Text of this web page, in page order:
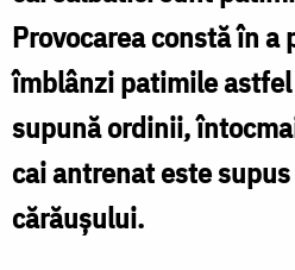
Nechifor
Provocarea constă în a
îmblânzi patimile
supună ordinii,
cai antrenat este
cărăuşului.